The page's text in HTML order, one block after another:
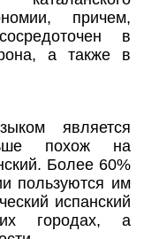
причем,
в
а также в
является
похож на
Более 60%
пользуются им
испанский
городах, а